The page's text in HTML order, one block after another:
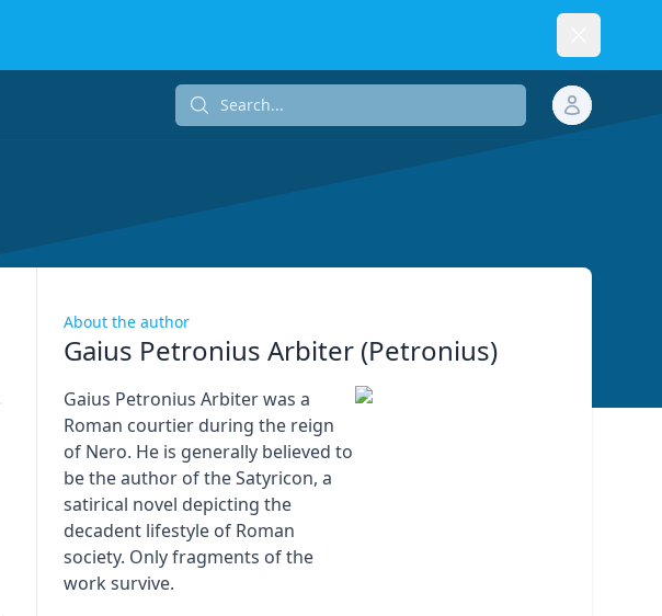
Search...
About the author
Gaius Petronius Arbiter (Petronius)
Gaius Petronius Arbiter was a
Roman courtier during the reign
of Nero. He is generally believed to
be the author of the Satyricon, a
satirical novel depicting the
decadent lifestyle of Roman
society. Only fragments of the
work survive.